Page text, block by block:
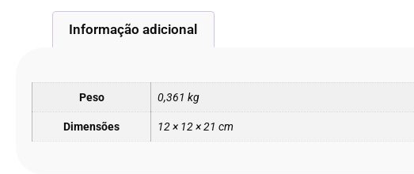
Informação adicional
Peso 0,361 kg
Dimensões 12 × 12 × 21 cm